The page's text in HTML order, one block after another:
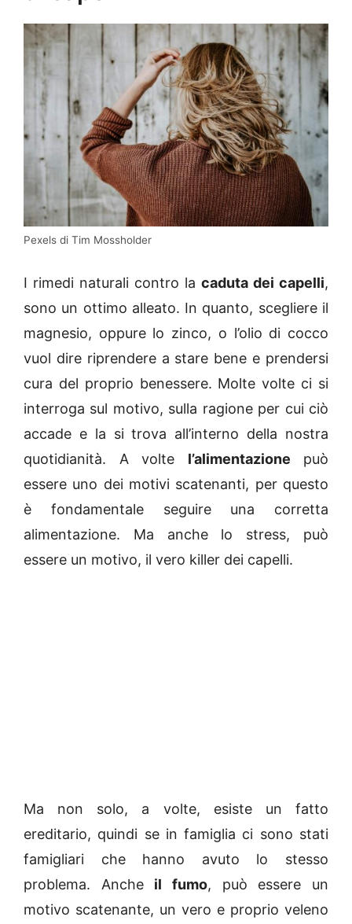
Pexels di Tim Mossholder
I rimedi naturali contro la caduta dei capelli,
sono un ottimo alleato. In quanto, scegliere il
magnesio, oppure lo zinco, o l’olio di cocco
vuol dire riprendere a stare bene e prendersi
cura del proprio benessere. Molte volte ci si
interroga sul motivo, sulla ragione per cui ciò
accade e la si trova all’interno della nostra
quotidianità. A volte l’alimentazione può
essere uno dei motivi scatenanti, per questo
è fondamentale seguire una corretta
alimentazione. Ma anche lo stress, può
essere un motivo, il vero killer dei capelli.
Ma non solo, a volte, esiste un fatto
ereditario, quindi se in famiglia ci sono stati
famigliari che hanno avuto lo stesso
problema. Anche il fumo, può essere un
motivo scatenante, un vero e proprio veleno